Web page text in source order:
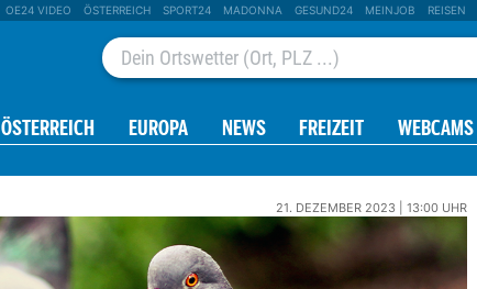
OE24 VIDEO ÖSTERREICH SPORT24 MADONNA GESUND24 MEINJOB REISEN
ÖSTERREICH EUROPA NEWS FREIZEIT WEBCAMS
21. DEZEMBER 2023 | 13:00 UHR